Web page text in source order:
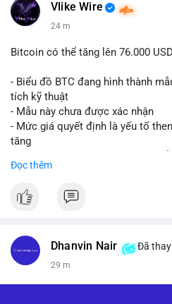
Vlike Wire
24 m
Bitcoin có thể tăng lên 76.000
- Biểu đồ BTC đang hình thành
tích kỹ thuật
- Mẫu này chưa được xác nhận
- Mức giá quyết định là yếu tố
tăng
#vlikevn #titanbot
Đọc thêm
Dhanvin Nair Đã thay
29 m